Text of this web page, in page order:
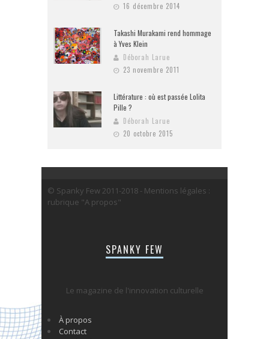
16 décembre 2014
Takashi Murakami rend hommage
à Yves Klein
Déborah Larue
23 novembre 2011
Littérature : où est passée Lolita
Pille ?
Déborah Larue
20 octobre 2015
© Spanky Few 2011-2018 - Mentions légales :
rubrique "A propos"
SPANKY FEW
Le magazine de l'innovation culturelle
À propos
Contact